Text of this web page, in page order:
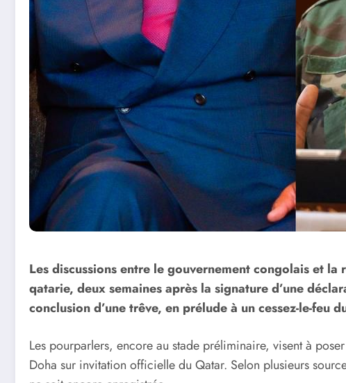
Les discussions entre le gouvernement congolais et
qatarie, deux semaines après la signature d’une
conclusion d’une trêve, en prélude à un cessez-le-feu
Les pourparlers, encore au stade préliminaire, visent à
Doha sur invitation officielle du Qatar. Selon plusieurs